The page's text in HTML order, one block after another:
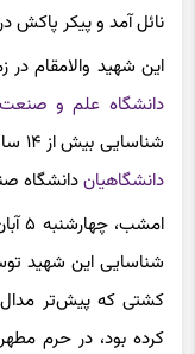
نائل آمد و پیکر پاکش
این شهید والامقام
دانشگاه علم و صنعت
شناسایی بیش از ۱۴ سال و به صورت‌ گمنام محل انس دانشجویان و
دانشگاهیاندانشگاه
شناسایی این شهید
کشتی که پیش‌تر مدال
کرده بود، در حرم